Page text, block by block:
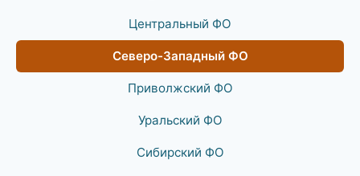
Центральный ФО
Северо-Западный ФО
Приволжский ФО
Уральский ФО
Сибирский ФО